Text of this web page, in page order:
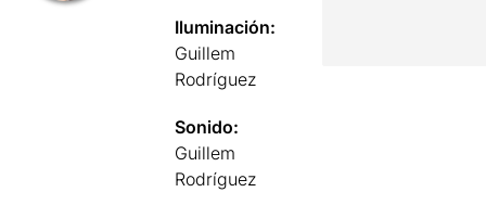
Iluminación:
Guillem
Rodríguez
Sonido:
Guillem
Rodríguez